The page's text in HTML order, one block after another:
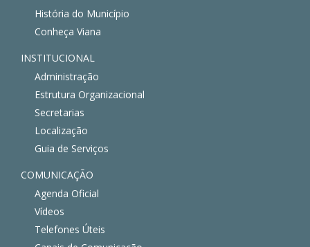
História do Município
Conheça Viana
INSTITUCIONAL
Administração
Estrutura Organizacional
Secretarias
Localização
Guia de Serviços
COMUNICAÇÃO
Agenda Oficial
Vídeos
Telefones Úteis